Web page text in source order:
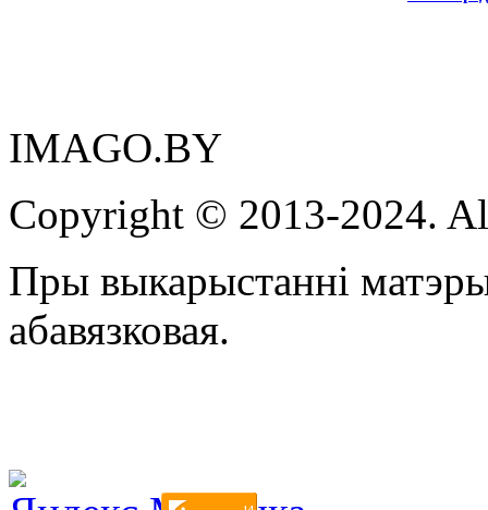
IMAGO.BY
Copyright © 2013-2024.
Пры выкарыстанні
абавязковая.